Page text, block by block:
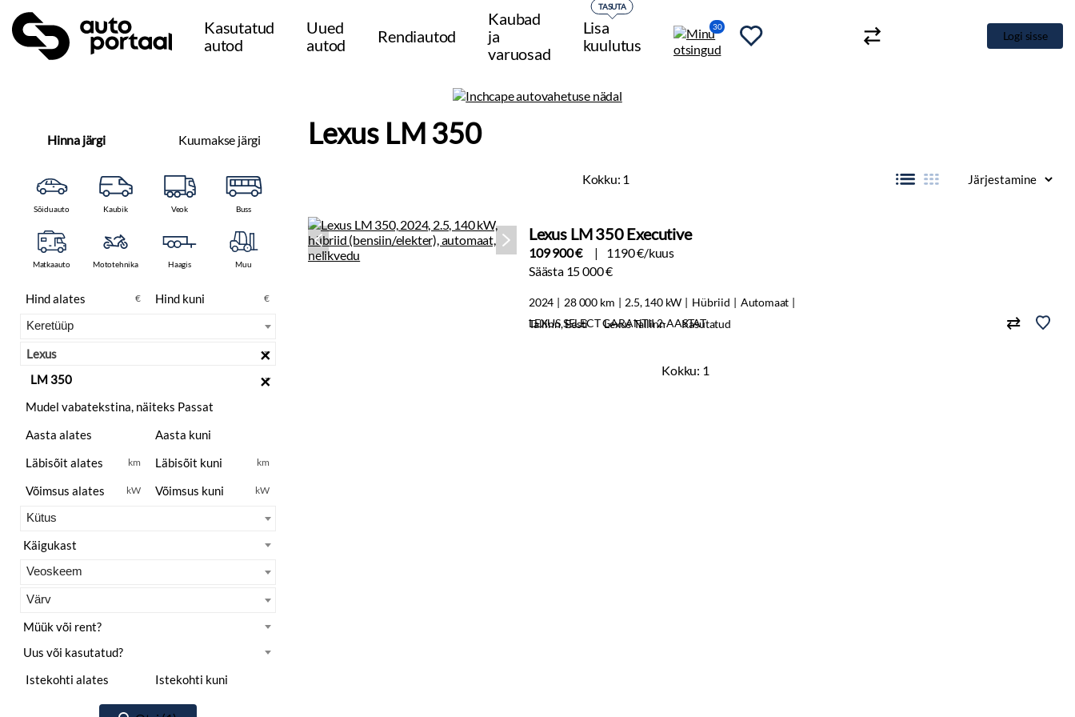
Kasutatud
autod
Uued
autod
Rendiautod
Kaubad
ja
varuosad
Lisa
kuulutus
TASUTA
30
Logi sisse
Hinna järgi Kuumakse järgi
Sõiduauto Kaubik Veok Buss
Matkaauto Mototehnika Haagis Muu
€ €
Lexus
×
×
km km
kW kW
Lexus LM 350
Kokku: 1
Lexus LM 350 Executive
109 900 €
1190 €/kuus
Säästa 15 000 €
2024 28 000 km 2.5, 140 kW Hübriid
Automaat
LEXUS SELECT GARANTII 2-AASTAT
Tallinn, Eesti Lexus Tallinn Kasutatud
Kokku: 1